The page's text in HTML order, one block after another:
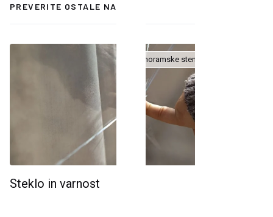
PREVERITE OSTALE NASVETE
Panoramske stene
Steklo in varnost